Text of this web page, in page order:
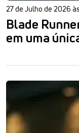
27 de Julho de 2026
Blade
em uma